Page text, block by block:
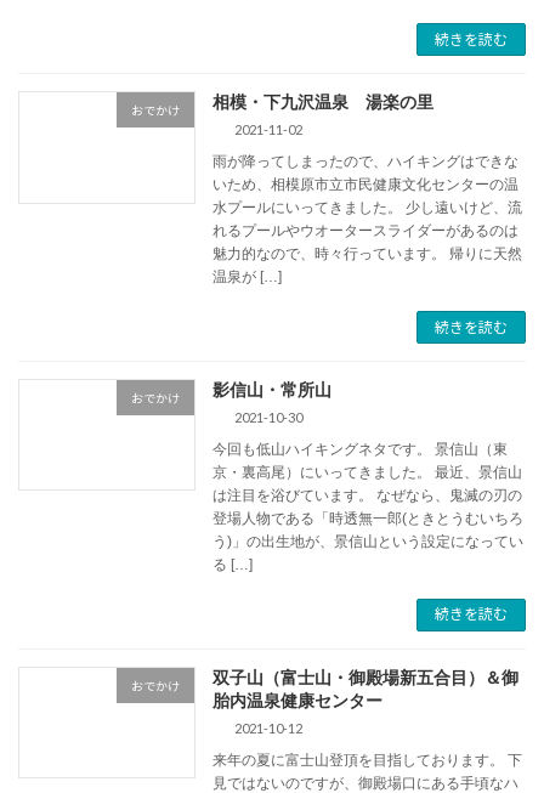
続きを読む
おでかけ 相模・下九沢温泉 湯楽の里
2021-11-02
雨が降ってしまったので、ハイキングはできな
いため、相模原市立市民健康文化センターの温
水プールにいってきました。 少し遠いけど、流
れるプールやウオータースライダーがあるのは
魅力的なので、時々行っています。 帰りに天然
温泉が […]
続きを読む
おでかけ 影信山・常所山
2021-10-30
今回も低山ハイキングネタです。 景信山（東
京・裏高尾）にいってきました。 最近、景信山
は注目を浴びています。 なぜなら、鬼滅の刃の
登場人物である「時透無一郎(ときとうむいちろ
う)」の出生地が、景信山という設定になってい
る […]
続きを読む
おでかけ
双子山（富士山・御殿場新五合目）＆御
胎内温泉健康センター
2021-10-12
来年の夏に富士山登頂を目指しております。 下
見ではないのですが、御殿場口にある手頃なハ